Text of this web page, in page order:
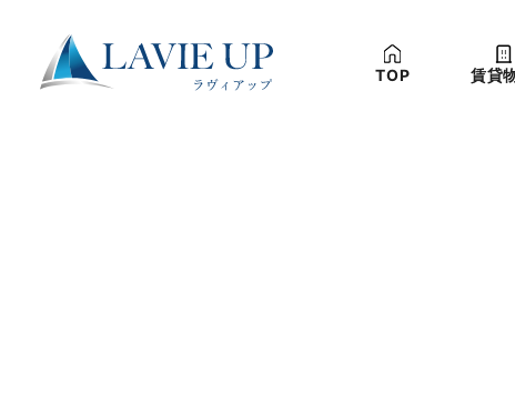
TOP 賃貸